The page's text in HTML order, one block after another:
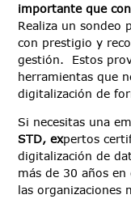
importante que
Realiza un sondeo
con prestigio y
gestión. Estos
herramientas que
digitalización de
Si necesitas una
STD, expertos
digitalización de
más de 30 años
las organizaciones